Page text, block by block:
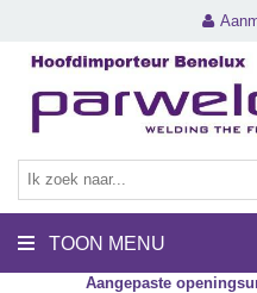
TOON MENU
Aangepaste